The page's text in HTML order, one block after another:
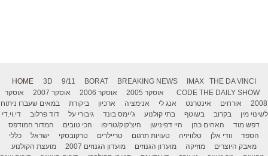
HOME 3D 9/11 BORAT BREAKING NEWS IMAX
THE DA VINCI
CODE THE DAILY SHOW אוסקר 2005 אוסקר 2006 אוסקר 2007
אוסקר
2008
אורחים אינטרנט אנג לי אנימציה ארכיון ביקורת
במאים שעברו ניתוח
לשינוי מין
בקרוב בשוטף בתי קולנוע ג'יימס בונד גיבורי על דוד פרלוב
די.וי.די
דפש מוד
האחים כהן היי דפינישן היצ'קוק/טריפו הכי טובים
המדור המודפס
הספד
וודי אלן טלוויזיה טעויות תרגום טריילרים טרקובסקי ישראל
כללי
מאבק היוצרים
מוזיקה מועדון הגנוזים מועדון הגנוזים 2007
מועצת הקולנוע